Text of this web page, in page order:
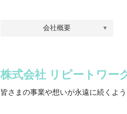
会社概要
株式会社 リピートワー
皆さまの事業や想いが永遠に続くよ